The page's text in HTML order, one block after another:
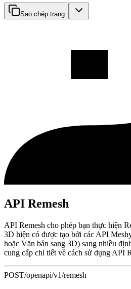
Sao chép trang
API Remesh
API Remesh cho phép bạn thực hiện
3D hiện có được tạo bởi các API
hoặc Văn bản sang 3D) sang nhiều
cung cấp chi tiết về cách sử dụng API
POST/openapi/v1/remesh